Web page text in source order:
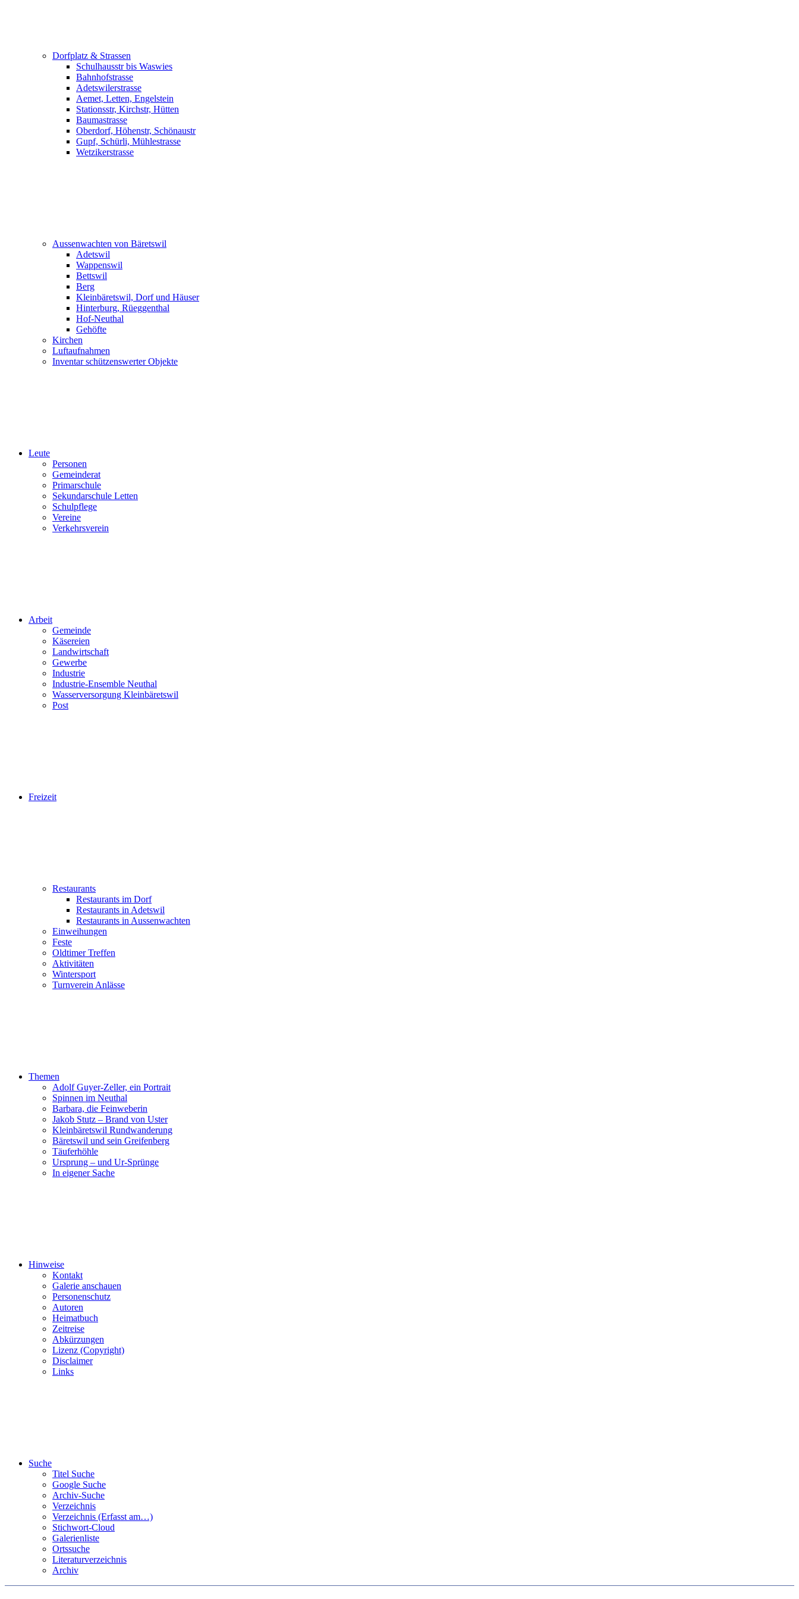
Dorfplatz & Strassen
Schulhausstr bis Waswies
Bahnhofstrasse
Adetswilerstrasse
Aemet, Letten, Engelstein
Stationsstr, Kirchstr, Hütten
Baumastrasse
Oberdorf, Höhenstr, Schönaustr
Gupf, Schürli, Mühlestrasse
Wetzikerstrasse
Aussenwachten von Bäretswil
Adetswil
Wappenswil
Bettswil
Berg
Kleinbäretswil, Dorf und Häuser
Hinterburg, Rüeggenthal
Hof-Neuthal
Gehöfte
Kirchen
Luftaufnahmen
Inventar schützenswerter Objekte
Leute
Personen
Gemeinderat
Primarschule
Sekundarschule Letten
Schulpflege
Vereine
Verkehrsverein
Arbeit
Gemeinde
Käsereien
Landwirtschaft
Gewerbe
Industrie
Industrie-Ensemble Neuthal
Wasserversorgung Kleinbäretswil
Post
Freizeit
Restaurants
Restaurants im Dorf
Restaurants in Adetswil
Restaurants in Aussenwachten
Einweihungen
Feste
Oldtimer Treffen
Aktivitäten
Wintersport
Turnverein Anlässe
Themen
Adolf Guyer-Zeller, ein Portrait
Spinnen im Neuthal
Barbara, die Feinweberin
Jakob Stutz – Brand von Uster
Kleinbäretswil Rundwanderung
Bäretswil und sein Greifenberg
Täuferhöhle
Ursprung – und Ur-Sprünge
In eigener Sache
Hinweise
Kontakt
Galerie anschauen
Personenschutz
Autoren
Heimatbuch
Zeitreise
Abkürzungen
Lizenz (Copyright)
Disclaimer
Links
Suche
Titel Suche
Google Suche
Archiv-Suche
Verzeichnis
Verzeichnis (Erfasst am…)
Stichwort-Cloud
Galerienliste
Ortssuche
Literaturverzeichnis
Archiv